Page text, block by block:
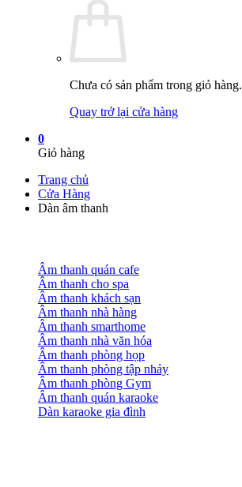
Chưa có sản phẩm trong giỏ hàng.
Quay trở lại cửa hàng
0
Giỏ hàng
Trang chủ
Cửa Hàng
Dàn âm thanh
Âm thanh quán cafe
Âm thanh cho spa
Âm thanh khách sạn
Âm thanh nhà hàng
Âm thanh smarthome
Âm thanh nhà văn hóa
Âm thanh phòng họp
Âm thanh phòng tập nhảy
Âm thanh phòng Gym
Âm thanh quán karaoke
Dàn karaoke gia đình